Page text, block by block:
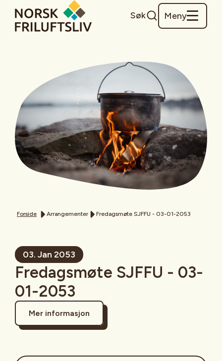
Søk Meny
Forside Arrangementer Fredagsmøte SJFFU - 03-01-2053
03. Jan 2053
Fredagsmøte SJFFU - 03-
01-2053
Mer informasjon